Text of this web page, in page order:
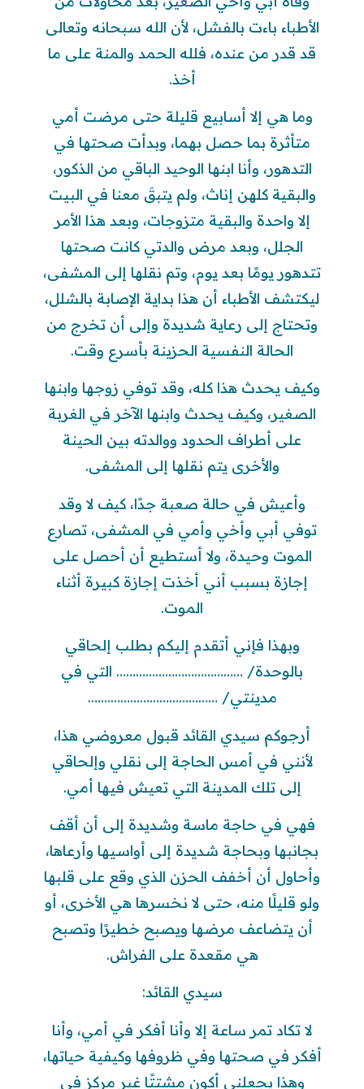
الأطباء باءت بالفشل، لأن الله سبحانه وتعالى
قد قدر من عنده، فلله الحمد والمنة على ما
أخذ.
وما هي إلا أسابيع قليلة حتى مرضت أمي
متأثرة بما حصل بهما، وبدأت صحتها في
التدهور، وأنا ابنها الوحيد الباقي من الذكور،
والبقية كلهن إناث، ولم يتبقَ معنا في البيت
إلا واحدة والبقية متزوجات، وبعد هذا الأمر
الجلل، وبعد مرض والدتي كانت صحتها
تتدهور يومًا بعد يوم، وتم نقلها إلى المشفى،
ليكتشف الأطباء أن هذا بداية الإصابة بالشلل،
وتحتاج إلى رعاية شديدة وإلى أن تخرج من
الحالة النفسية الحزينة بأسرع وقت.
وكيف يحدث هذا كله، وقد توفي زوجها وابنها
الصغير، وكيف يحدث وابنها الآخر في الغربة
على أطراف الحدود ووالدته بين الحينة
والأخرى يتم نقلها إلى المشفى.
وأعيش في حالة صعبة جدًا، كيف لا وقد
توفي أبي وأخي وأمي في المشفى، تصارع
الموت وحيدة، ولا أستطيع أن أحصل على
إجازة بسبب أني أخذت إجازة كبيرة أثناء
الموت.
وبهذا فإني أتقدم إليكم بطلب إلحاقي
بالوحدة/ ………………………………… التي في
مدينتي/ ………………………………….
أرجوكم سيدي القائد قبول معروضي هذا،
لأنني في أمس الحاجة إلى نقلي وإلحاقي
إلى تلك المدينة التي تعيش فيها أمي.
فهي في حاجة ماسة وشديدة إلى أن أقف
بجانبها وبحاجة شديدة إلى أواسيها وأرعاها،
وأحاول أن أخفف الحزن الذي وقع على قلبها
ولو قليلًا منه، حتى لا نخسرها هي الأخرى، أو
أن يتضاعف مرضها ويصبح خطيرًا وتصبح
هي مقعدة على الفراش.
سيدي القائد:
لا تكاد تمر ساعة إلا وأنا أفكر في أمي، وأنا
أفكر في صحتها وفي ظروفها وكيفية حياتها،
وهذا يجعلني أكون مشتتًا غير مركز في